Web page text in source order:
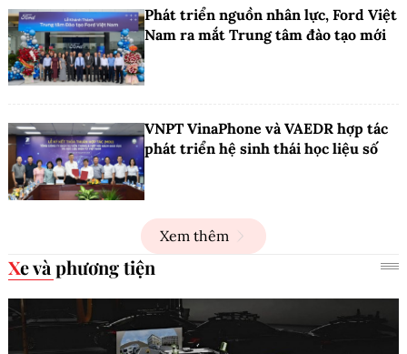
Phát triển nguồn nhân lực, Ford Việt
Nam ra mắt Trung tâm đào tạo mới
VNPT VinaPhone và VAEDR hợp tác
phát triển hệ sinh thái học liệu số
Xem thêm
Xe và phương tiện